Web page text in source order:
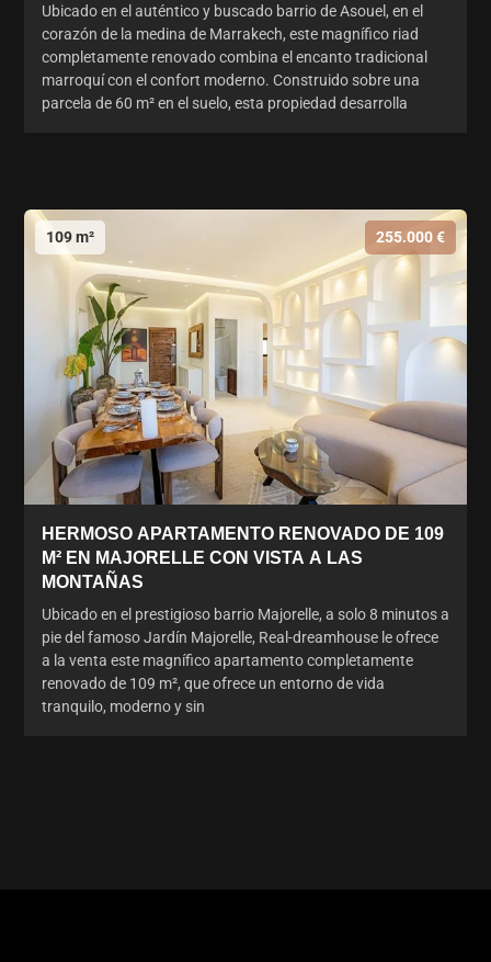
Ubicado en el auténtico y buscado barrio de Asouel, en el
corazón de la medina de Marrakech, este magnífico riad
completamente renovado combina el encanto tradicional
marroquí con el confort moderno. Construido sobre una
parcela de 60 m² en el suelo, esta propiedad desarrolla
109 m² 255.000 €
HERMOSO APARTAMENTO RENOVADO DE 109
M² EN MAJORELLE CON VISTA A LAS
MONTAÑAS
Ubicado en el prestigioso barrio Majorelle, a solo 8 minutos a
pie del famoso Jardín Majorelle, Real-dreamhouse le ofrece
a la venta este magnífico apartamento completamente
renovado de 109 m², que ofrece un entorno de vida
tranquilo, moderno y sin